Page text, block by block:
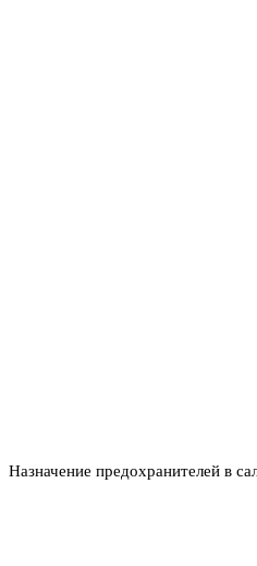
Назначение предохранителей в